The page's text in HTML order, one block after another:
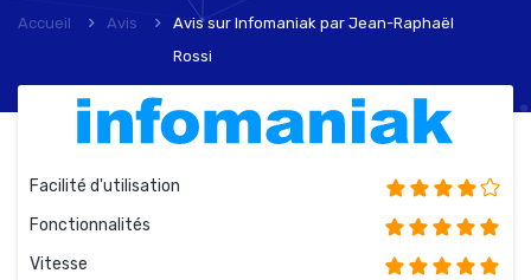
Accueil Avis Avis sur Infomaniak par Jean-Raphaël
Rossi
Facilité d'utilisation
Fonctionnalités
Vitesse